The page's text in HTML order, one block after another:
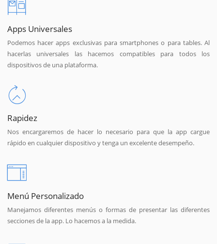
Apps Universales
Podemos hacer apps exclusivas para smartphones o para tables. Al
hacerlas universales las hacemos compatibles para todos los
dispositivos de una plataforma.
Rapidez
Nos encargaremos de hacer lo necesario para que la app cargue
rápido en cualquier dispositivo y tenga un excelente desempeño.
Menú Personalizado
Manejamos diferentes menús o formas de presentar las diferentes
secciones de la app. Lo hacemos a la medida.